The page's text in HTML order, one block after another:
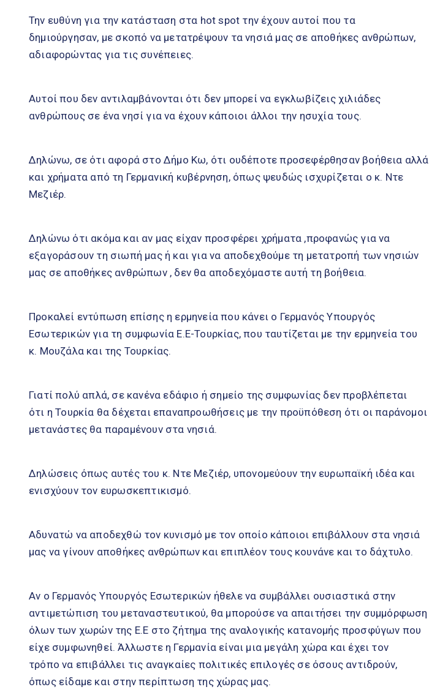
Την ευθύνη για την κατάσταση στα hot spot την έχουν αυτοί που τα
δημιούργησαν, με σκοπό να μετατρέψουν τα νησιά μας σε αποθήκες ανθρώπων,
αδιαφορώντας για τις συνέπειες.
Αυτοί που δεν αντιλαμβάνονται ότι δεν μπορεί να εγκλωβίζεις χιλιάδες
ανθρώπους σε ένα νησί για να έχουν κάποιοι άλλοι την ησυχία τους.
Δηλώνω, σε ότι αφορά στο Δήμο Κω, ότι ουδέποτε προσεφέρθησαν βοήθεια αλλά
και χρήματα από τη Γερμανική κυβέρνηση, όπως ψευδώς ισχυρίζεται ο κ. Ντε
Μεζιέρ.
Δηλώνω ότι ακόμα και αν μας είχαν προσφέρει χρήματα ,προφανώς για να
εξαγοράσουν τη σιωπή μας ή και για να αποδεχθούμε τη μετατροπή των νησιών
μας σε αποθήκες ανθρώπων , δεν θα αποδεχόμαστε αυτή τη βοήθεια.
Προκαλεί εντύπωση επίσης η ερμηνεία που κάνει ο Γερμανός Υπουργός
Εσωτερικών για τη συμφωνία Ε.Ε-Τουρκίας, που ταυτίζεται με την ερμηνεία του
κ. Μουζάλα και της Τουρκίας.
Γιατί πολύ απλά, σε κανένα εδάφιο ή σημείο της συμφωνίας δεν προβλέπεται
ότι η Τουρκία θα δέχεται επαναπροωθήσεις με την προϋπόθεση ότι οι παράνομοι
μετανάστες θα παραμένουν στα νησιά.
Δηλώσεις όπως αυτές του κ. Ντε Μεζιέρ, υπονομεύουν την ευρωπαϊκή ιδέα και
ενισχύουν τον ευρωσκεπτικισμό.
Αδυνατώ να αποδεχθώ τον κυνισμό με τον οποίο κάποιοι επιβάλλουν στα νησιά
μας να γίνουν αποθήκες ανθρώπων και επιπλέον τους κουνάνε και το δάχτυλο.
Αν ο Γερμανός Υπουργός Εσωτερικών ήθελε να συμβάλλει ουσιαστικά στην
αντιμετώπιση του μεταναστευτικού, θα μπορούσε να απαιτήσει την συμμόρφωση
όλων των χωρών της Ε.Ε στο ζήτημα της αναλογικής κατανομής προσφύγων που
είχε συμφωνηθεί. Άλλωστε η Γερμανία είναι μια μεγάλη χώρα και έχει τον
τρόπο να επιβάλλει τις αναγκαίες πολιτικές επιλογές σε όσους αντιδρούν,
όπως είδαμε και στην περίπτωση της χώρας μας.